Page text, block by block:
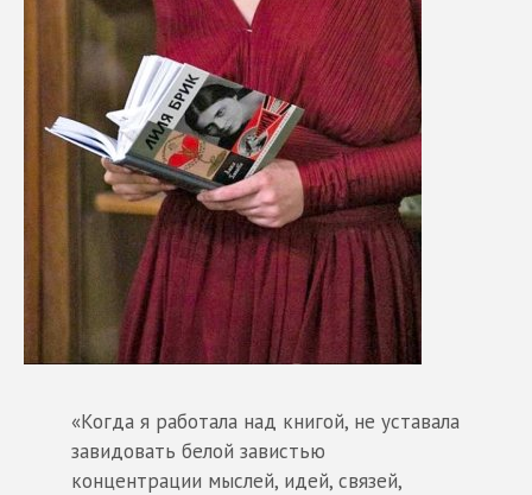
«Когда я работала над книгой, не уставала
завидовать белой завистью
концентрации мыслей, идей, связей,